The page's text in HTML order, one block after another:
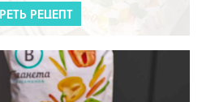
РЕЦЕПТ